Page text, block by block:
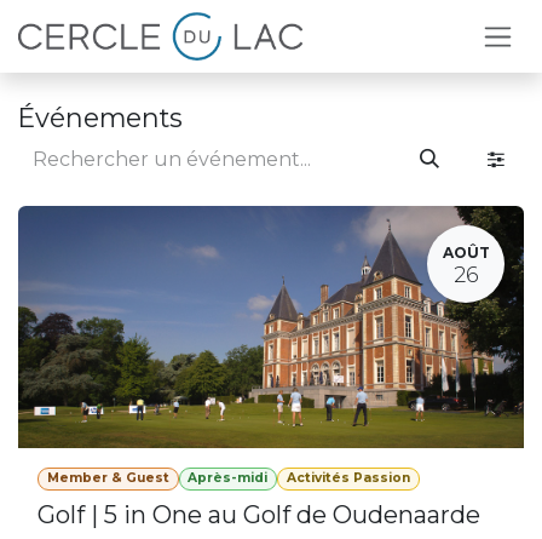
Se rendre au contenu
Événements
AOÛT
26
Member & Guest Après-midi Activités Passion
Golf | 5 in One au Golf de Oudenaarde